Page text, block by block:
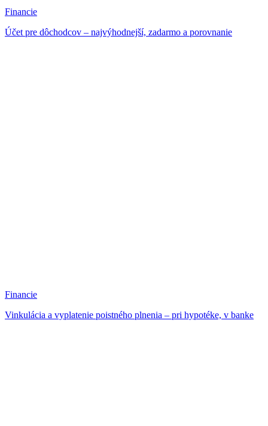
Financie
Účet pre dôchodcov – najvýhodnejší, zadarmo a porovnanie
Financie
Vinkulácia a vyplatenie poistného plnenia – pri hypotéke, v banke